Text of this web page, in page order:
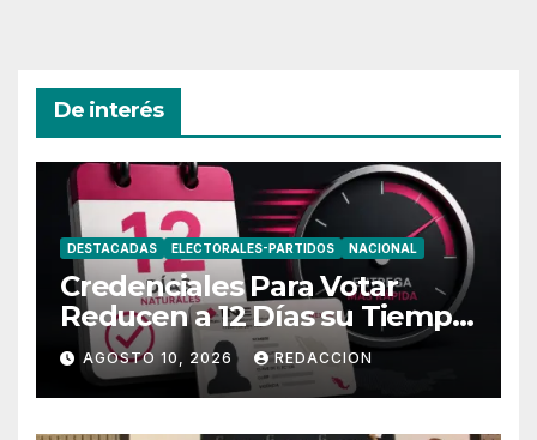
De interés
DESTACADAS ELECTORALES-PARTIDOS NACIONAL
Credenciales Para Votar
Reducen a 12 Días su Tiempo
de Entrega
AGOSTO 10, 2026 REDACCION